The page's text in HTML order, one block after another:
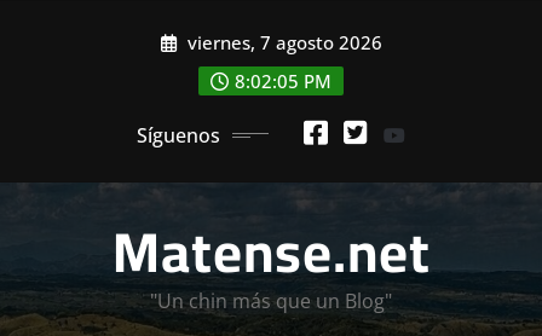
viernes, 7 agosto 2026
8:02:05 PM
Síguenos
Matense.net
"Un chin más que un Blog"